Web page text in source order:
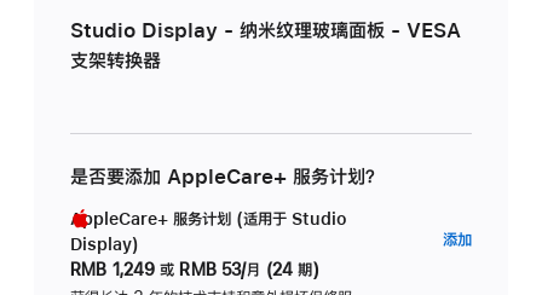
Studio Display - 纳米纹理玻璃面板 - VESA
支架转换器
是否要添加 AppleCare+ 服务计划？
AppleCare+ 服务计划 (适用于 Studio
Display)
RMB 1,249 或 RMB 53/月 (24 期)
添加